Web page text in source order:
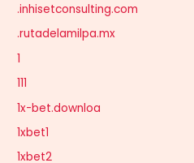
.inhisetconsulting.com
.rutadelamilpa.mx
1
111
1x-bet.downloa
1xbet1
1xbet2